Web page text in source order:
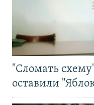
"Сломать
оставили